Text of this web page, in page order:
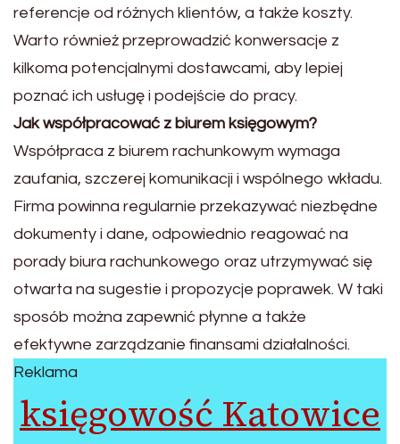
referencje od różnych klientów, a także koszty.
Warto również przeprowadzić konwersacje z
kilkoma potencjalnymi dostawcami, aby lepiej
poznać ich usługę i podejście do pracy.
Jak współpracować z biurem księgowym?
Współpraca z biurem rachunkowym wymaga
zaufania, szczerej komunikacji i wspólnego wkładu.
Firma powinna regularnie przekazywać niezbędne
dokumenty i dane, odpowiednio reagować na
porady biura rachunkowego oraz utrzymywać się
otwarta na sugestie i propozycje poprawek. W taki
sposób można zapewnić płynne a także
efektywne zarządzanie finansami działalności.
Reklama
księgowość Katowice